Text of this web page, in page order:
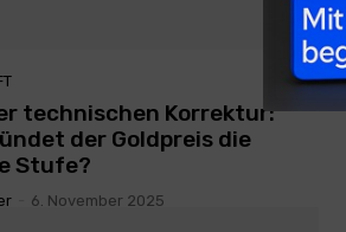
technischen Korrektur:
der Goldpreis die
Stufe?
6. November 2025